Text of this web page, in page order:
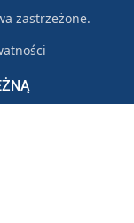
zastrzeżone.